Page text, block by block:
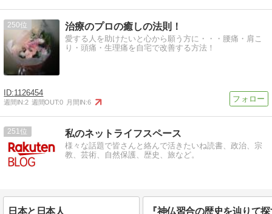
250 治療のプロの癒しの法則！
愛する人を助けたいと心から願う方に・・・腰痛・肩こ
り・頭痛・生理痛を自宅で改善する方法！
1126454
週間IN:2 週間OUT:0 月間IN:6
251 私のネットライフスペース
様々な話題で皆さんと絡んで活きたいね読書、政治、宗
教、芸術、自然保護、歴史、旅など。
日本と日本人